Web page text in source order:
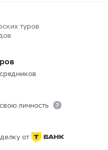
туров
личность
от